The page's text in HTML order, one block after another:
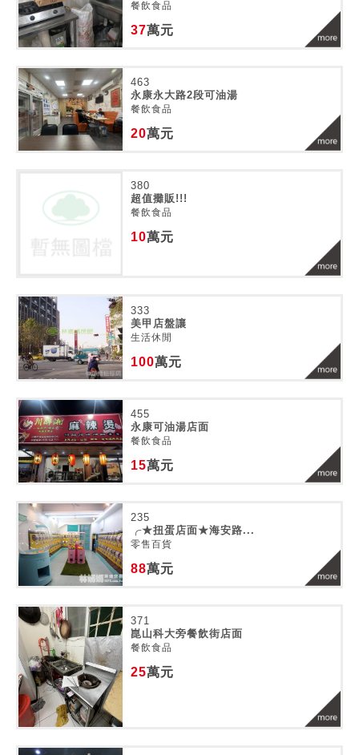
餐飲食品
37萬元
463
永康永大路2段可油湯
餐飲食品
20萬元
380
超值攤販!!!
餐飲食品
10萬元
333
美甲店盤讓
生活休閒
100萬元
455
永康可油湯店面
餐飲食品
15萬元
235
╭★扭蛋店面★海安路...
零售百貨
88萬元
371
崑山科大旁餐飲街店面
餐飲食品
25萬元